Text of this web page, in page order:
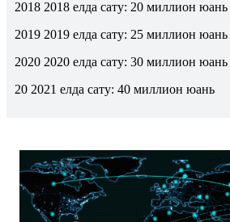
2018 2018 елда сату: 20 миллион юань
2019 2019 елда сату: 25 миллион юань
2020 2020 елда сату: 30 миллион юань
20 2021 елда сату: 40 миллион юань